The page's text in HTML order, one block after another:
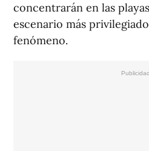
concentrarán en las
escenario más
fenómeno.